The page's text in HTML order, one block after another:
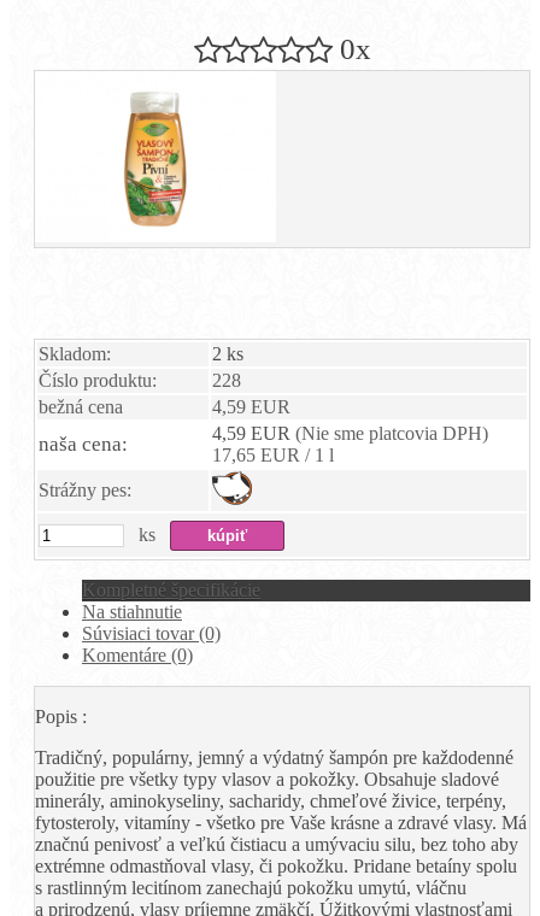
0x
Skladom:
2 ks
Číslo produktu:
228
bežná cena
4,59 EUR
naša cena: 4,59 EUR (Nie sme platcovia DPH)
17,65 EUR / 1 l
Strážny pes:
ks
Kompletné špecifikácie
Na stiahnutie
Súvisiaci tovar (0)
Komentáre (0)
Popis :
Tradičný, populárny, jemný a výdatný šampón pre každodenné
použitie pre všetky typy vlasov a pokožky. Obsahuje sladové
minerály, aminokyseliny, sacharidy, chmeľové živice, terpény,
fytosteroly, vitamíny - všetko pre Vaše krásne a zdravé vlasy. Má
značnú penivosť a veľkú čistiacu a umývaciu silu, bez toho aby
extrémne odmastňoval vlasy, či pokožku. Pridane betaíny spolu
s rastlinným lecitínom zanechajú pokožku umytú, vláčnu
a prirodzenú, vlasy príjemne zmäkčí. Úžitkovými vlastnosťami